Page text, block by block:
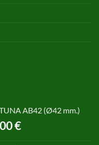
AB42 (Ø42 mm.)
€El
precio